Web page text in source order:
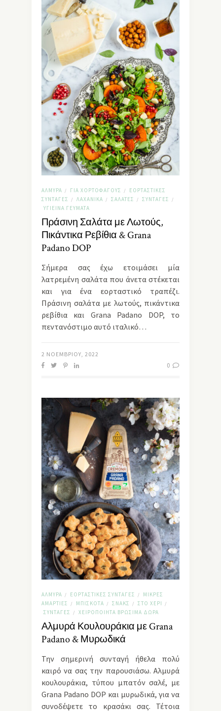
ΑΛΜΥΡΆ / ΓΙΑ ΧΟΡΤΟΦΆΓΟΥΣ /
ΕΟΡΤΑΣΤΙΚΈΣ
ΣΥΝΤΑΓΈΣ
/ ΛΑΧΑΝΙΚΆ / ΣΑΛΆΤΕΣ / ΣΥΝΤΑΓΈΣ /
ΥΓΙΕΙΝΆ ΓΕΎΜΑΤΑ
Πράσινη Σαλάτα με Λωτούς,
Πικάντικα Ρεβίθια & Grana
Padano DOP
Σήμερα σας έχω ετοιμάσει μία
λατρεμένη σαλάτα που άνετα στέκεται
και για ένα εορταστικό τραπέζι.
Πράσινη σαλάτα με λωτούς, πικάντικα
ρεβίθια και Grana Padano DOP, το
πεντανόστιμο αυτό ιταλικό…
2 ΝΟΕΜΒΡΊΟΥ, 2022
0
ΑΛΜΥΡΆ / ΕΟΡΤΑΣΤΙΚΈΣ ΣΥΝΤΑΓΈΣ /
ΜΙΚΡΈΣ
ΑΜΑΡΤΊΕΣ
/ ΜΠΙΣΚΌΤΑ / ΣΝΑΚΣ / ΣΤΟ ΧΈΡΙ /
ΣΥΝΤΑΓΈΣ / ΧΕΙΡΟΠΟΊΗΤΑ ΒΡΏΣΙΜΑ ΔΏΡΑ
Αλμυρά Κουλουράκια με Grana
Padano & Μυρωδικά
Την σημερινή συνταγή ήθελα πολύ
καιρό να σας την παρουσιάσω. Αλμυρά
κουλουράκια, τύπου μπατόν σαλέ, με
Grana Padano DOP και μυρωδικά, για να
συνοδέψετε το κρασάκι σας. Τέτοια